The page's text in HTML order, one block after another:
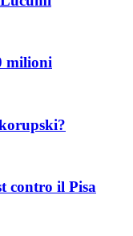
milioni
contro il Pisa